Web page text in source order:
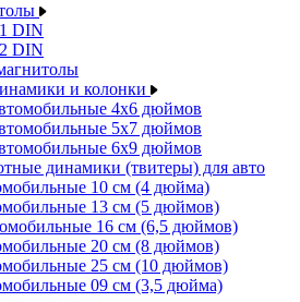
DIN
DIN
и колонки
4x6 дюймов
5x7 дюймов
6x9 дюймов
динамики (твитеры) для авто
10 см (4 дюйма)
13 см (5 дюймов)
16 см (6,5 дюймов)
20 см (8 дюймов)
25 см (10 дюймов)
09 см (3,5 дюйма)